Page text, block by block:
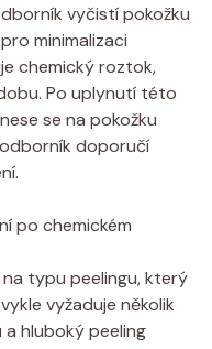
vyčistí pokožku
minimalizaci
chemický roztok,
Po uplynutí této
se na pokožku
doporučí
po chemickém
typu peelingu, který
vyžaduje několik
hluboký peeling